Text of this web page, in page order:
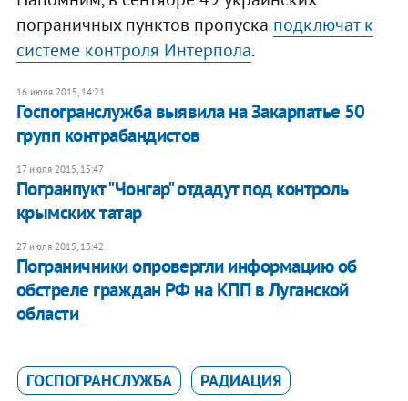
пограничных пунктов пропуска подключат к
системе контроля Интерпола.
16 июля 2015, 14:21
Госпогранслужба выявила на Закарпатье 50
групп контрабандистов
17 июля 2015, 15:47
Погранпукт "Чонгар" отдадут под контроль
крымских татар
27 июля 2015, 13:42
Пограничники опровергли информацию об
обстреле граждан РФ на КПП в Луганской
области
ГОСПОГРАНСЛУЖБА РАДИАЦИЯ